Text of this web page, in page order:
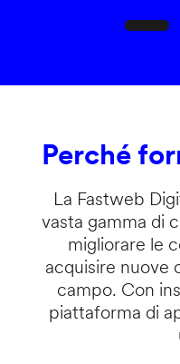
Perché
La Fastweb
vasta gamma di
migliorare le
acquisire nuove
campo. Con
piattaforma di